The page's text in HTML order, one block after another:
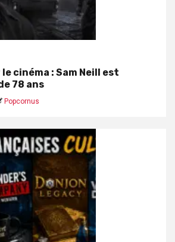
cinéma : Sam Neill est
78 ans
Popcornus